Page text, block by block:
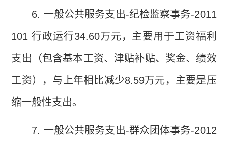
6. 一般公共服务支出-纪检监察事务-2011
101行政运行34.60万元，主要用于工资福利
支出（包含基本工资、津贴补贴、奖金、绩效
工资），与上年相比减少8.59万元，主要是压
缩一般性支出。
7. 一般公共服务支出-群众团体事务-2012